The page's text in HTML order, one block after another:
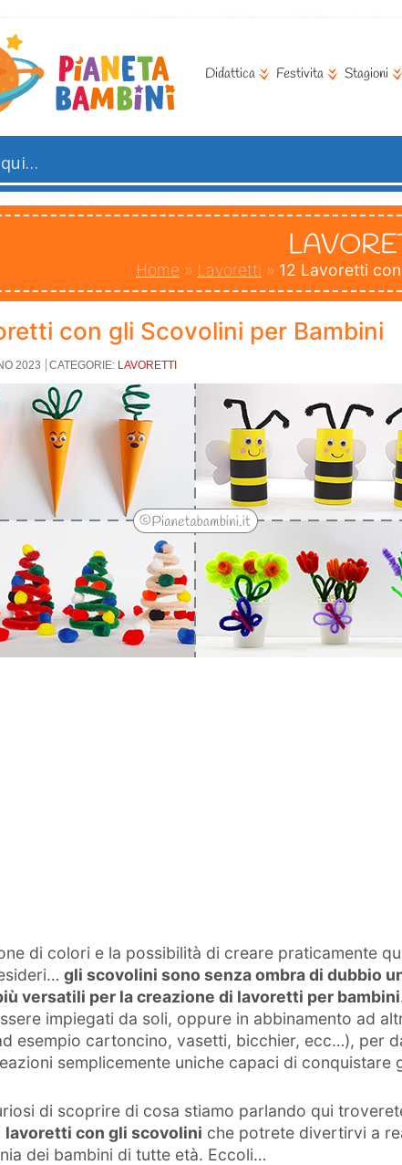
Didattica Festivita Stagioni
Home » Lavoretti » 12 Lavoretti
con gli Scovolini per Bambini
2023 CATEGORIE: LAVORETTI
di colori e la possibilità di creare praticamente
gli scovolini sono senza ombra di dubbio
versatili per la creazione di lavoretti per bambini
impiegati da soli, oppure in abbinamento ad
esempio cartoncino, vasetti, bicchier, ecc…), per
semplicemente uniche capaci di conquistare
di scoprire di cosa stiamo parlando qui
lavoretti con gli scovolini che potrete divertirvi a
dei bambini di tutte età. Eccoli…